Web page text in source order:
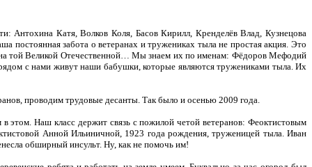
Антохина Катя, Волков Коля, Басов Кирилл, Кренделёв Влад, Кузнецова
забота о ветеранах и тружениках тыла не простая акция. Это
той Великой Отечественной… Мы знаем их по именам: Фёдоров Мефодий
с нами живут наши бабушки, которые являются тружениками тыла. Их
проводим трудовые десанты. Так было и осенью 2009 года.
этом. Наш класс держит связь с пожилой четой ветеранов: Феоктистовым
Анной Ильиничной, 1923 года рождения, труженицей тыла. Иван
обширный инсульт. Ну, как не помочь им!